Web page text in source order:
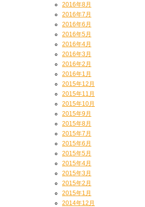
2016年8月
2016年7月
2016年6月
2016年5月
2016年4月
2016年3月
2016年2月
2016年1月
2015年12月
2015年11月
2015年10月
2015年9月
2015年8月
2015年7月
2015年6月
2015年5月
2015年4月
2015年3月
2015年2月
2015年1月
2014年12月